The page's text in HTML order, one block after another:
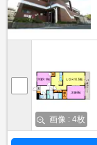
画像 : 4枚